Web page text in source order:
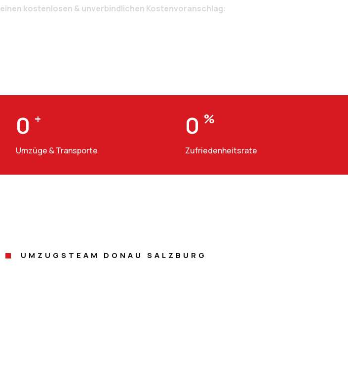
einen kostenlosen & unverbindlichen Kostenvoranschlag:
0 +
Umzüge & Transporte
0 %
Zufriedenheitsrate
UMZUGSTEAM DONAU SALZBURG